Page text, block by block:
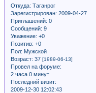
Откуда: Таганрог
Зарегистрирован: 2009-04-27
Приглашений: 0
Сообщений: 9
Уважение: +0
Позитив: +0
Пол: Мужской
Возраст: 37 [1989-06-13]
Провел на форуме:
2 часа 0 минут
Последний визит:
2009-12-30 12:02:43